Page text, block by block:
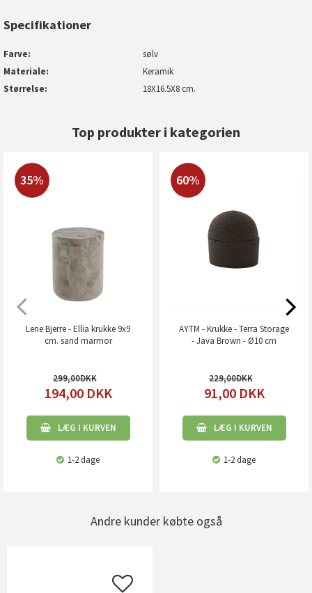
Specifikationer
Farve
sølv
Materiale
Keramik
Størrelse
18X16.5X8 cm.
Top produkter i kategorien
35%
Lene Bjerre - Ellia krukke 9x9
cm. sand marmor
299,00
194,00 DKK
LÆG I KURVEN
1-2 dage
60%
AYTM - Krukke - Terra Storage
- Java Brown - Ø10 cm
229,00
91,00 DKK
LÆG I KURVEN
1-2 dage
Andre kunder købte også